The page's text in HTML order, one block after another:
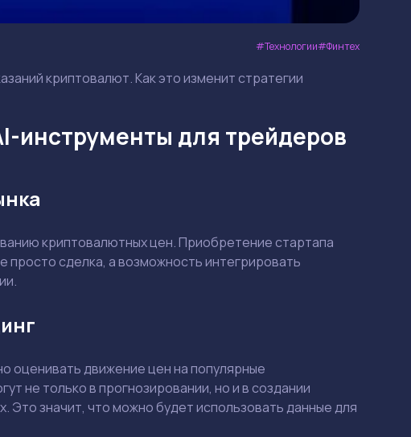
Технологии Финтех
криптовалют. Как это изменит стратегии
инструменты для трейдеров
криптовалютных цен. Приобретение стартапа
просто сделка, а возможность интегрировать
оценивать движение цен на популярные
не только в прогнозировании, но и в создании
Это значит, что можно будет использовать данные для